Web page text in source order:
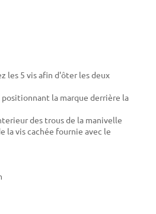
les 5 vis afin d'ôter les deux
la marque derrière la
des trous de la manivelle
la vis cachée fournie avec le